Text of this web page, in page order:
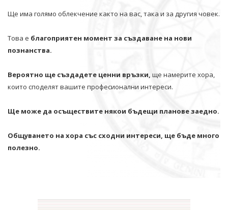
Ще има голямо облекчение както на вас, така и за другия човек.
Това е благоприятен момент за създаване на нови
познанства.
Вероятно ще създадете ценни връзки, ще намерите хора,
които споделят вашите професионални интереси.
Ще може да осъществите някои бъдещи планове заедно.
Общуването на хора със сходни интереси, ще бъде много
полезно.